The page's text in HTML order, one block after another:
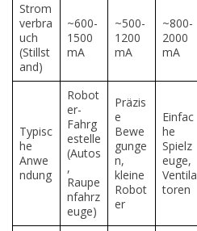
Strom
verbra
uch
(Stillst
and)
~600-
1500
mA
~500-
1200
mA
~800-
2000
mA
Typisc
he
Anwe
ndung
Robot
er-
Fahrg
estelle
(Autos
,
Raupe
nfahrz
euge)
Präzis
e
Bewe
gunge
n,
kleine
Robot
er
Einfac
he
Spielz
euge,
Ventila
toren